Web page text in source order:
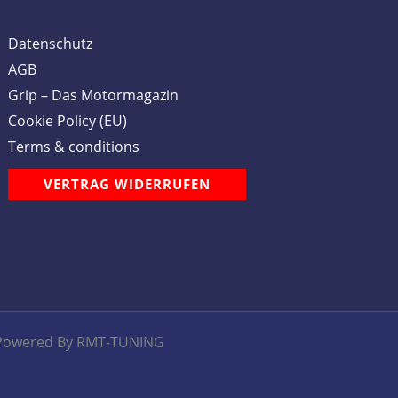
Datenschutz
AGB
Grip – Das Motormagazin
Cookie Policy (EU)
Terms & conditions
VERTRAG WIDERRUFEN
By RMT-TUNING